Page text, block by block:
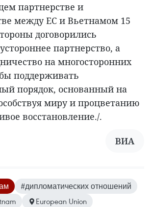
партнерстве и
между ЕС и Вьетнамом 15
договорились
партнерство, а
на многосторонних
поддерживать
порядок, основанный на
миру и процветанию
восстановление./.
ВИА
#дипломатических отношений
European Union